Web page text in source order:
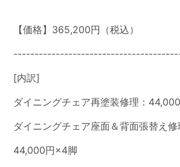
【価格】365,200円（税込）
[内訳]
ダイニングチェア再塗装修理：
ダイニングチェア座面＆背面張替え修
44,000円×4脚